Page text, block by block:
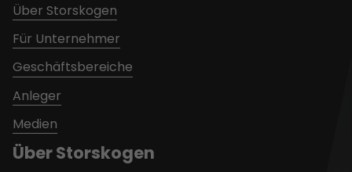
Über Storskogen
Über Storskogen
Für Unternehmer
Geschäftsbereiche
Anleger
Medien